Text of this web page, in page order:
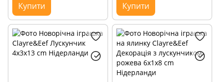
Купити Купити